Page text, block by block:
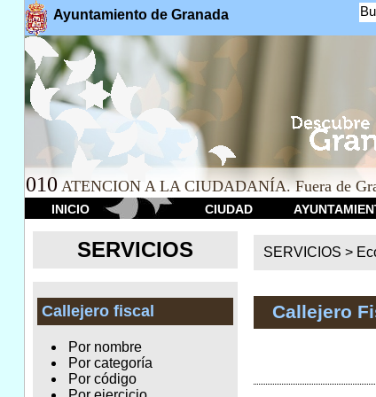
Ayuntamiento de Granada
010 ATENCION A LA CIUDADANÍA. Fuera de
INICIO CIUDAD
SERVICIOS
Callejero fiscal
Por nombre
Por categoría
Por código
SERVICIOS >
Callejero